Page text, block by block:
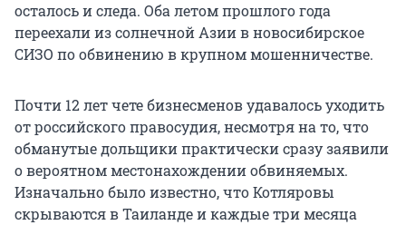
осталось и следа. Оба летом прошлого года
переехали из солнечной Азии в новосибирское
СИЗО по обвинению в крупном мошенничестве.
Почти 12 лет чете бизнесменов удавалось уходить
от российского правосудия, несмотря на то, что
обманутые дольщики практически сразу заявили
о вероятном местонахождении обвиняемых.
Изначально было известно, что Котляровы
скрываются в Таиланде и каждые три месяца